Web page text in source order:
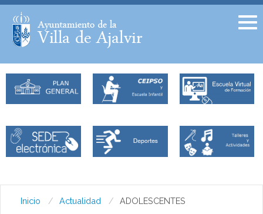
Facebook
Inicio Actualidad ADOLESCENTES